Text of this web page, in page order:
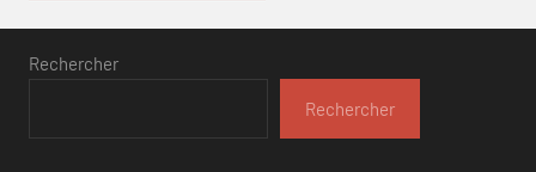
Rechercher
Rechercher